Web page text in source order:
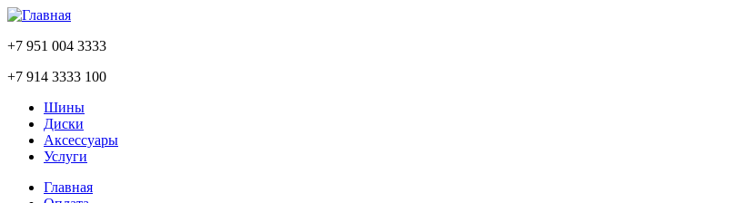
+7 951 004 3333
+7 914 3333 100
Шины
Диски
Аксессуары
Услуги
Главная